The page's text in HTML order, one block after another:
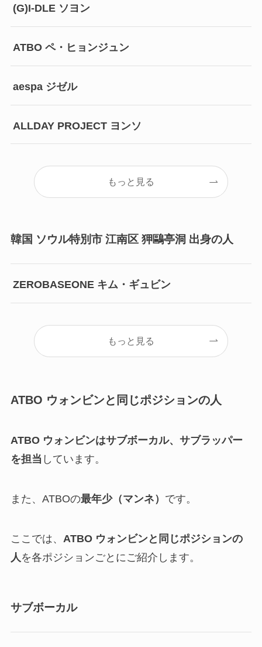
(G)I-DLE ソヨン
ATBO ペ・ヒョンジュン
aespa ジゼル
ALLDAY PROJECT ヨンソ
もっと見る
韓国 ソウル特別市 江南区 狎鷗亭洞 出身の人
ZEROBASEONE キム・ギュビン
もっと見る
ATBO ウォンビンと同じポジションの人
ATBO ウォンビンはサブボーカル、サブラッパー
を担当 しています。
また、ATBOの最年少（マンネ） です。
ここでは、 ATBO ウォンビンと同じポジションの
人を各ポジションごとにご紹介します。
サブボーカル